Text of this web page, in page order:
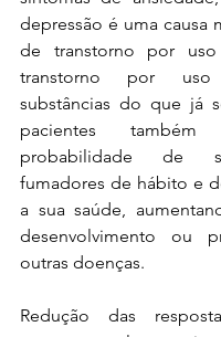
depressão é uma causa
de transtorno por
transtorno por
substâncias do que já
pacientes
probabilidade de
fumadores de hábito e
a sua saúde,
desenvolvimento ou
outras doenças.
Redução das